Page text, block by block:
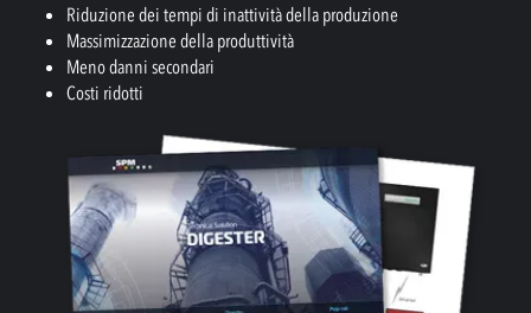
Riduzione dei tempi di inattività della produzione
Massimizzazione della produttività
Meno danni secondari
Costi ridotti